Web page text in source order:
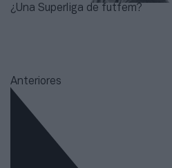
¿Una Superliga de futfem?
Anteriores